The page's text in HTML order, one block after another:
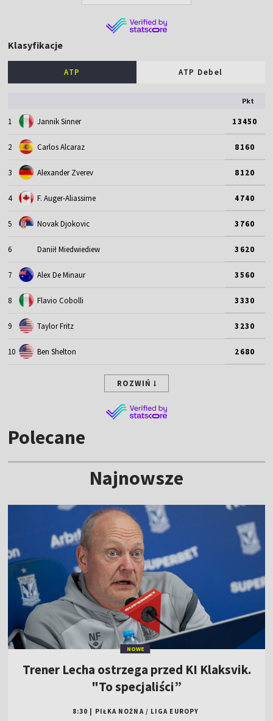
Klasyfikacje
ATP ATP Debel
Pkt
1 Jannik Sinner 13450
2 Carlos Alcaraz 8160
3 Alexander Zverev 8120
4 F. Auger-Aliassime 4740
5 Novak Djokovic 3760
6 Daniił Miedwiediew 3620
7 Alex De Minaur 3560
8 Flavio Cobolli 3330
9 Taylor Fritz 3230
10 Ben Shelton 2680
ROZWIŃ
Polecane
Najnowsze
NOWE
Trener Lecha ostrzega przed KI Klaksvik.
"To specjaliści”
8:30 PIŁKA NOŻNA / LIGA EUROPY